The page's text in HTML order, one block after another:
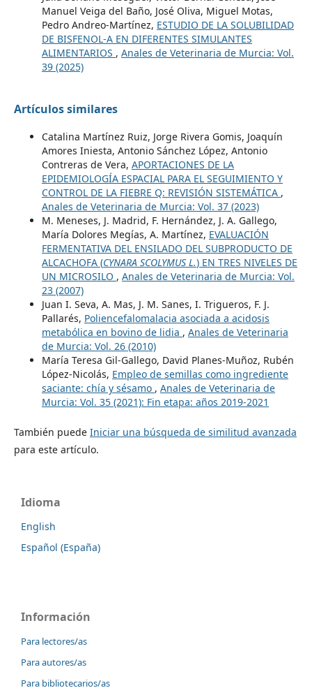
Manuel Veiga del Baño, José Oliva, Miguel Motas,
Pedro Andreo-Martínez, ESTUDIO DE LA SOLUBILIDAD
DE BISFENOL-A EN DIFERENTES SIMULANTES
ALIMENTARIOS , Anales de Veterinaria de Murcia: Vol.
39 (2025)
Artículos similares
Catalina Martínez Ruiz, Jorge Rivera Gomis, Joaquín
Amores Iniesta, Antonio Sánchez López, Antonio
Contreras de Vera, APORTACIONES DE LA
EPIDEMIOLOGÍA ESPACIAL PARA EL SEGUIMIENTO Y
CONTROL DE LA FIEBRE Q: REVISIÓN SISTEMÁTICA ,
Anales de Veterinaria de Murcia: Vol. 37 (2023)
M. Meneses, J. Madrid, F. Hernández, J. A. Gallego,
María Dolores Megías, A. Martínez, EVALUACIÓN
FERMENTATIVA DEL ENSILADO DEL SUBPRODUCTO DE
ALCACHOFA (CYNARA SCOLYMUS L.) EN TRES NIVELES DE
UN MICROSILO , Anales de Veterinaria de Murcia: Vol.
23 (2007)
Juan I. Seva, A. Mas, J. M. Sanes, I. Trigueros, F. J.
Pallarés, Poliencefalomalacia asociada a acidosis
metabólica en bovino de lidia , Anales de Veterinaria
de Murcia: Vol. 26 (2010)
María Teresa Gil-Gallego, David Planes-Muñoz, Rubén
López-Nicolás, Empleo de semillas como ingrediente
saciante: chía y sésamo , Anales de Veterinaria de
Murcia: Vol. 35 (2021): Fin etapa: años 2019-2021
También puede Iniciar una búsqueda de similitud avanzada
para este artículo.
Idioma
English
Español (España)
Información
Para lectores/as
Para autores/as
Para bibliotecarios/as